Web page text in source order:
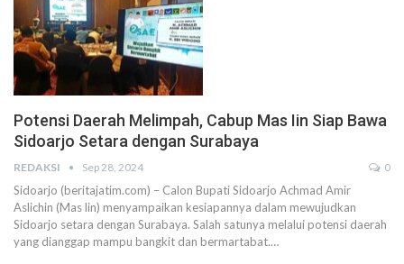
Potensi Daerah Melimpah, Cabup Mas Iin Siap Bawa
Sidoarjo Setara dengan Surabaya
REDAKSI Sep 28, 2024 0
Sidoarjo (beritajatim.com) – Calon Bupati Sidoarjo Achmad Amir
Aslichin (Mas lin) menyampaikan kesiapannya dalam mewujudkan
Sidoarjo setara dengan Surabaya. Salah satunya melalui potensi daerah
yang dianggap mampu bangkit dan bermartabat.…